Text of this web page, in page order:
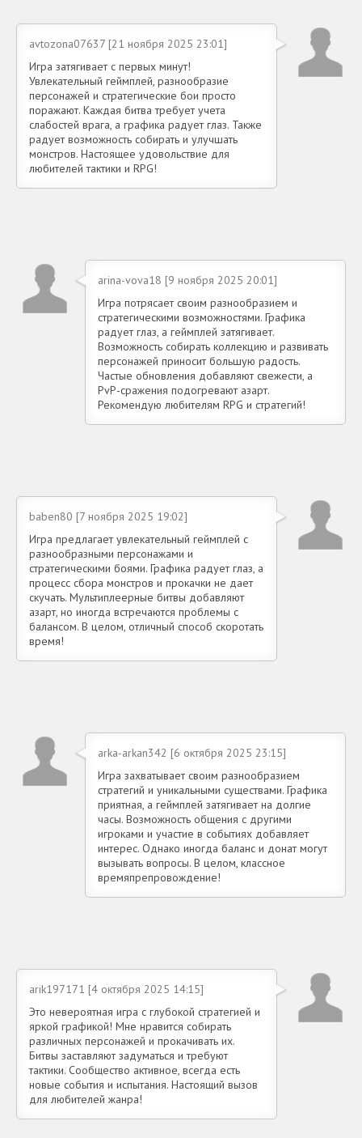
avtozona07637 [21 ноября 2025 23:01]
Игра затягивает с первых минут!
Увлекательный геймплей, разнообразие
персонажей и стратегические бои просто
поражают. Каждая битва требует учета
слабостей врага, а графика радует глаз. Также
радует возможность собирать и улучшать
монстров. Настоящее удовольствие для
любителей тактики и RPG!
arina-vova18 [9 ноября 2025 20:01]
Игра потрясает своим разнообразием и
стратегическими возможностями. Графика
радует глаз, а геймплей затягивает.
Возможность собирать коллекцию и развивать
персонажей приносит большую радость.
Частые обновления добавляют свежести, а
PvP-сражения подогревают азарт.
Рекомендую любителям RPG и стратегий!
baben80 [7 ноября 2025 19:02]
Игра предлагает увлекательный геймплей с
разнообразными персонажами и
стратегическими боями. Графика радует глаз, а
процесс сбора монстров и прокачки не дает
скучать. Мультиплеерные битвы добавляют
азарт, но иногда встречаются проблемы с
балансом. В целом, отличный способ скоротать
время!
arka-arkan342 [6 октября 2025 23:15]
Игра захватывает своим разнообразием
стратегий и уникальными существами. Графика
приятная, а геймплей затягивает на долгие
часы. Возможность общения с другими
игроками и участие в событиях добавляет
интерес. Однако иногда баланс и донат могут
вызывать вопросы. В целом, классное
времяпрепровождение!
arik197171 [4 октября 2025 14:15]
Это невероятная игра с глубокой стратегией и
яркой графикой! Мне нравится собирать
различных персонажей и прокачивать их.
Битвы заставляют задуматься и требуют
тактики. Сообщество активное, всегда есть
новые события и испытания. Настоящий вызов
для любителей жанра!